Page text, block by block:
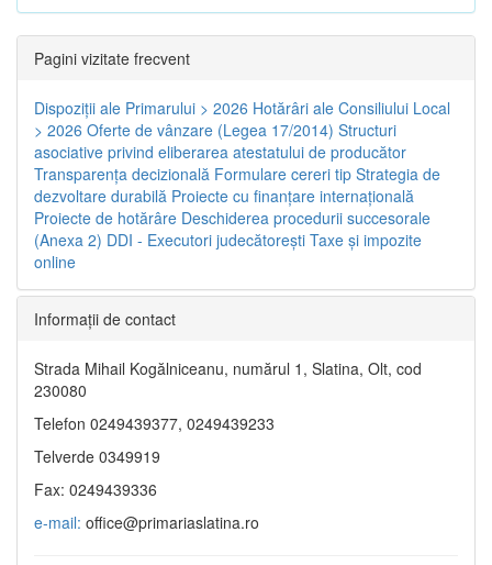
Pagini vizitate frecvent
Dispoziţii ale Primarului > 2026 Hotărâri ale Consiliului Local
> 2026 Oferte de vânzare (Legea 17/2014) Structuri
asociative privind eliberarea atestatului de producător
Transparenţa decizională Formulare cereri tip Strategia de
dezvoltare durabilă Proiecte cu finanţare internaţională
Proiecte de hotărâre Deschiderea procedurii succesorale
(Anexa 2) DDI - Executori judecătorești Taxe şi impozite
online
Informaţii de contact
Strada Mihail Kogălniceanu, numărul 1, Slatina, Olt, cod
230080
Telefon 0249439377, 0249439233
Telverde 0349919
Fax: 0249439336
e-mail: office@primariaslatina.ro